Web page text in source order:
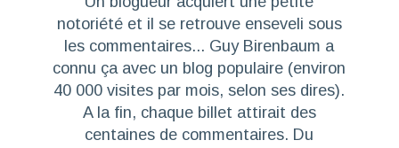
notoriété et il se retrouve enseveli sous
les commentaires... Guy Birenbaum a
connu ça avec un blog populaire (environ
40 000 visites par mois, selon ses dires).
A la fin, chaque billet attirait des
centaines de commentaires. Du